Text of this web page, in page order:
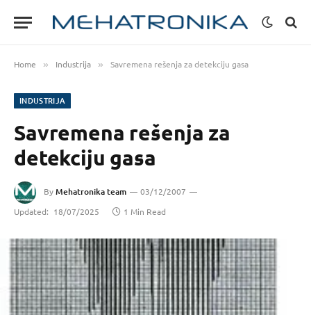
Home » Industrija » Savremena rešenja za detekciju gasa
INDUSTRIJA
Savremena rešenja za
detekciju gasa
ByMehatronika team
03/12/2007
Updated: 18/07/2025 1 Min Read